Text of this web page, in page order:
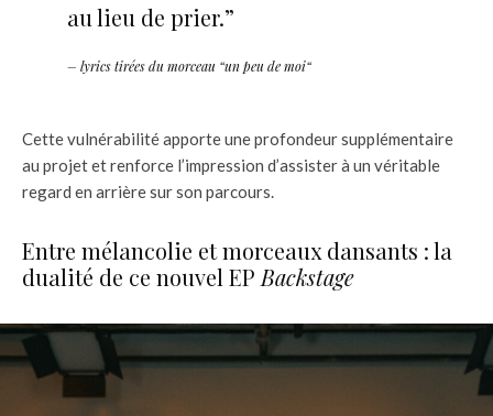
au lieu de prier.”
– lyrics tirées du morceau “un peu de moi“
Cette vulnérabilité apporte une profondeur supplémentaire
au projet et renforce l’impression d’assister à un véritable
regard en arrière sur son parcours.
Entre mélancolie et morceaux dansants : la
dualité de ce nouvel EP Backstage